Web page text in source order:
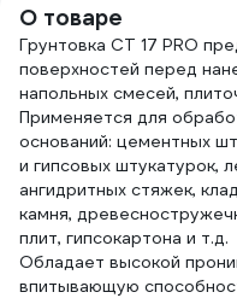
О товаре
Грунтовка CT 17 PRO
поверхностей перед
напольных смесей,
Применяется для
оснований: цементных
и гипсовых штукатурок,
ангидритных стяжек,
камня,
плит, гипсокартона и т.д.
Обладает высокой
впитывающую